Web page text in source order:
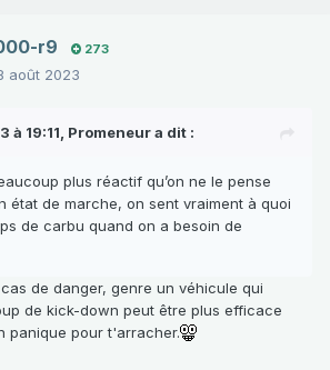
r9 273
août 2023
19:11, Promeneura dit :
plus réactif qu’on ne le pense
état de marche, on sent vraiment à quoi
de carbu quand on a besoin de
de danger, genre un véhicule qui
de kick-down peut être plus efficace
panique pour t'arracher.